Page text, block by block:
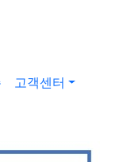
고객센터